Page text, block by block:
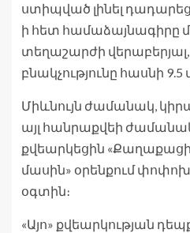
ստիպված լինել
ի հետ
տեղաշարժի վերաբերյալ,
բնակչությունը հասնի 9.5
Միևնույն ժամանակ,
այլ հանրաքվեի
քվեարկեցին
մասին» օրենքում
օգտին։
«Այո» քվեարկության